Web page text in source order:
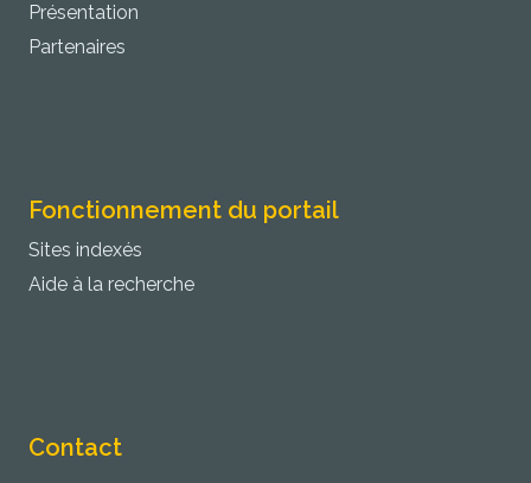
Présentation
Partenaires
Fonctionnement du portail
Sites indexés
Aide à la recherche
Contact